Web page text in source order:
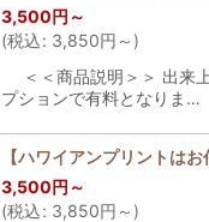
3,500円 ～
(税込: 3,850円 ～ )
＜＜商品説明＞＞ 出来
プションで有料となりま…
【ハワイアンプリントは
3,500円 ～
(税込: 3,850円 ～ )